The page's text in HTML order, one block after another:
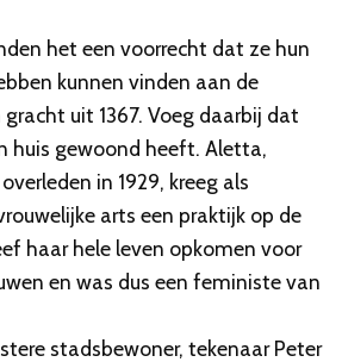
het een voorrecht dat ze hun
kunnen vinden aan de
uit 1367. Voeg daarbij dat
huis gewoond heeft. Aletta,
in 1929, kreeg als
arts een praktijk op de
haar hele leven opkomen voor
en was dus een feministe van
stadsbewoner, tekenaar Peter